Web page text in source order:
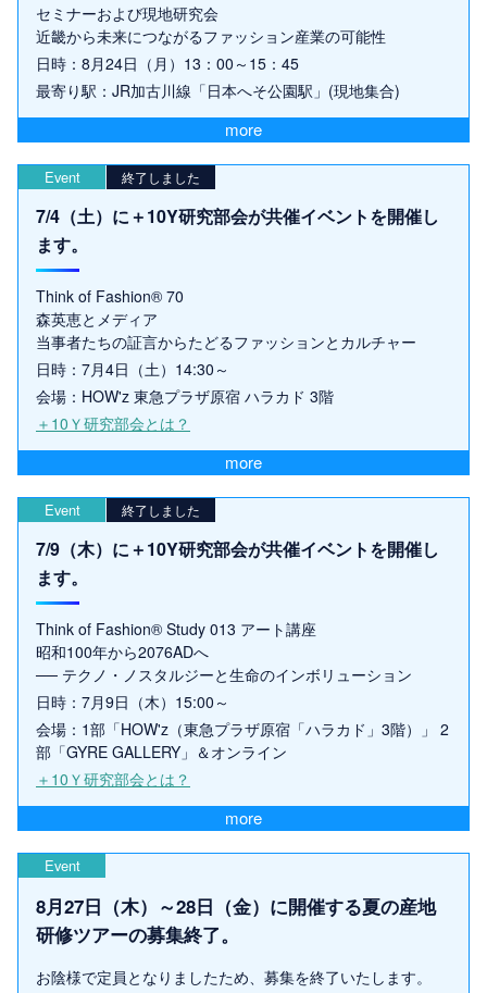
セミナーおよび現地研究会
近畿から未来につながるファッション産業の可能性
日時：8月24日（月）13：00～15：45
最寄り駅：JR加古川線「日本へそ公園駅」(現地集合)
more
Event 終了しました
7/4（土）に＋10Y研究部会が共催イベントを開催し
ます。
Think of Fashion® 70
森英恵とメディア
当事者たちの証言からたどるファッションとカルチャー
日時：7月4日（土）14:30～
会場：HOW'z 東急プラザ原宿 ハラカド 3階
＋10Ｙ研究部会とは？
more
Event 終了しました
7/9（木）に＋10Y研究部会が共催イベントを開催し
ます。
Think of Fashion® Study 013 アート講座
昭和100年から2076ADへ
── テクノ・ノスタルジーと生命のインボリューション
日時：7月9日（木）15:00～
会場：1部「HOW'z（東急プラザ原宿「ハラカド」3階）」 2
部「GYRE GALLERY」＆オンライン
＋10Ｙ研究部会とは？
more
Event
8月27日（木）～28日（金）に開催する夏の産地
研修ツアーの募集終了。
お陰様で定員となりましたため、募集を終了いたします。